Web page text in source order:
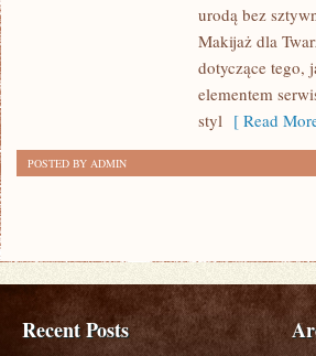
urodą bez
Makijaż dla
dotyczące tego,
elementem
styl [ Read
POSTED BY ADMIN
Recent Posts